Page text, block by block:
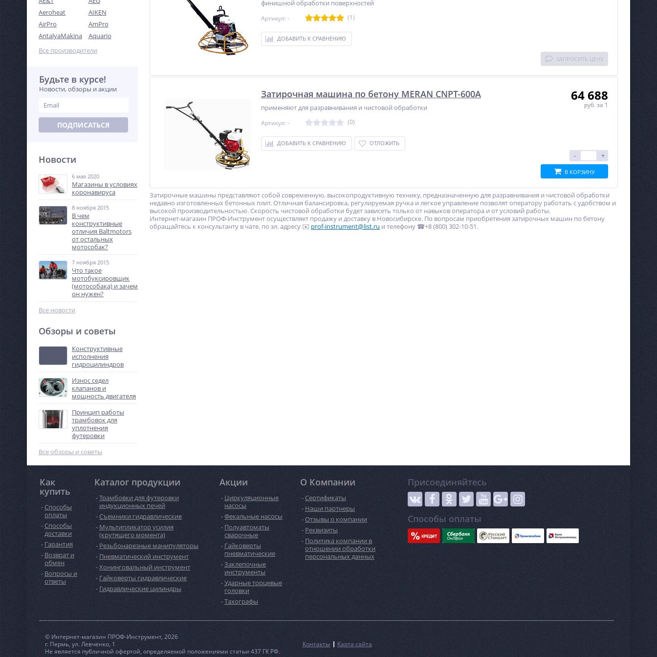
Aeroheat
AIKEN
AirPro
AmPro
AntalyaMakina
Aquario
Все производители
Будьте в курсе!
Новости, обзоры и акции
ПОДПИСАТЬСЯ
Новости
6 мая 2020
Магазины в условиях
коронавируса
8 ноября 2015
В чем
конструктивные
отличия Baltmotors
от остальных
мотособак?
7 ноября 2015
Что такое
мотобуксировщик
(мотособака) и зачем
он нужен?
Все новости
Обзоры и советы
Конструктивные
исполнения
гидроцилиндров
Износ седел
клапанов и
мощность двигателя
Принцип работы
трамбовок для
уплотнения
футеровки
Все обзоры и советы
финишной обработки поверхностей
Артикул: - (1)
ДОБАВИТЬ К СРАВНЕНИЮ
ЗАПРОСИТЬ ЦЕНУ
Затирочная машина по бетону MERAN CNPT-600A
применяют для разравнивания и чистовой обработки
Артикул: - (0)
ДОБАВИТЬ К СРАВНЕНИЮ ОТЛОЖИТЬ
64 688
руб. за 1
+
-
В КОРЗИНУ
Затирочные машины представляют собой современную, высокопродуктивную технику, предназначенную для разравнивания и чистовой обработки
недавно изготовленных бетонных плит. Отличная балансировка, регулируемая ручка и легкое управление позволят оператору работать с удобством и
высокой производительностью. Скорость чистовой обработки будет зависеть только от навыков оператора и от условий работы.
Интернет-магазин ПРОФ-Инструмент осуществляет продажу и доставку в Новосибирске. По вопросам приобретения затирочных машин по бетону
обращайтесь к консультанту в чате, по эл. адресу ✉️ prof-instrument@list.ru и телефону ☎+8 (800) 302-10-51.
Как
купить
Способы
оплаты
Способы
доставки
Гарантия
Возврат и
обмен
Вопросы и
ответы
Каталог продукции
Трамбовки для футеровки
индукционных печей
Съемники гидравлические
Мультипликатор усилия
(крутящего момента)
Резьбонарезные манипуляторы
Пневматический инструмент
Хонинговальный инструмент
Гайковерты гидравлические
Гидравлические цилиндры
Акции
Циркуляционные
насосы
Фекальные насосы
Полуавтоматы
сварочные
Гайковерты
пневматические
Заклепочные
инструменты
Ударные торцевые
головки
Тахографы
О Компании
Сертификаты
Наши партнеры
Отзывы о компании
Реквизиты
Политика компании в
отношении обработки
персональных данных
Присоединяйтесь
Способы оплаты
© Интернет-магазин ПРОФ-Инструмент, 2026
г. Пермь, ул. Левченко, 1
Не является публичной офертой, определяемой положениями статьи 437 ГК РФ.
Контакты Карта сайта